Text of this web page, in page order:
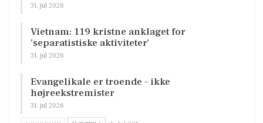
31. jul 2026
Vietnam: 119 kristne anklaget for
’separatistiske aktiviteter’
31. jul 2026
Evangelikale er troende – ikke
højreekstremister
31. jul 2026